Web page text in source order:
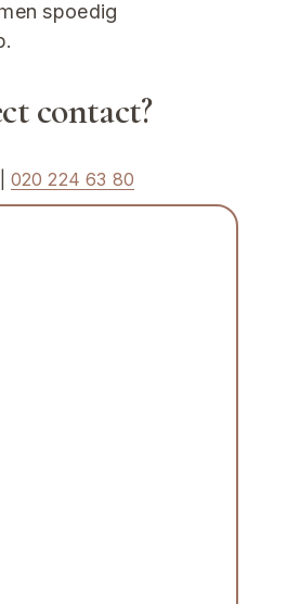
spoedig
contact?
020 224 63 80